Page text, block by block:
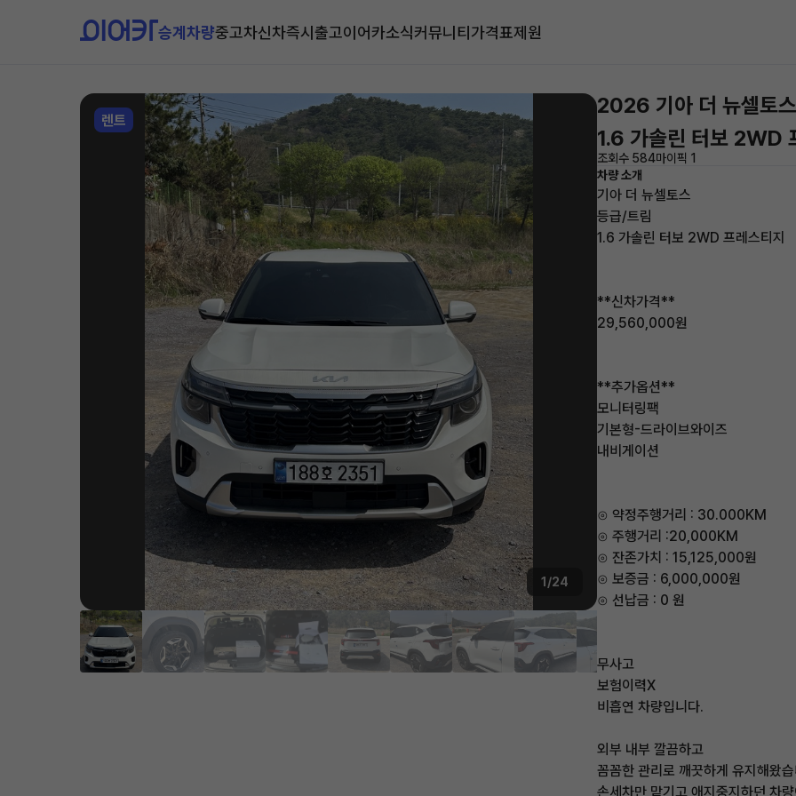
승계차량중고차신차즉시출고이어카소식커뮤니티가격표제원
렌트
1/24
2026 기아 더 뉴셀토스
1.6 가솔린 터보 2WD
조회수 584마이픽 1
차량 소개
기아 더 뉴셀토스
등급/트림
1.6 가솔린 터보 2WD 프레스티지
**신차가격**
29,560,000원
**추가옵션**
모니터링팩
기본형-드라이브와이즈
내비게이션
⊙ 약정주행거리 : 30.000KM
⊙ 주행거리 :20,000KM
⊙ 잔존가치 : 15,125,000원
⊙ 보증금 : 6,000,000원
⊙ 선납금 : 0 원
무사고
보험이력X
비흡연 차량입니다.
외부 내부 깔끔하고
꼼꼼한 관리로 깨끗하게 유지해왔
손세차만 맡기고 애지중지하던 차량